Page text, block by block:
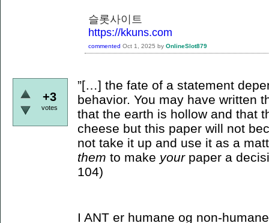
슬롯사이트
https://kkuns.com
commented Oct 1, 2025 by OnlineSlot879
+3
votes
”[…] the fate of a statement
behavior. You may have written
that the earth is hollow and that
cheese but this paper will not
not take it up and use it as a
them to make your paper a
104)
I ANT er humane og non-